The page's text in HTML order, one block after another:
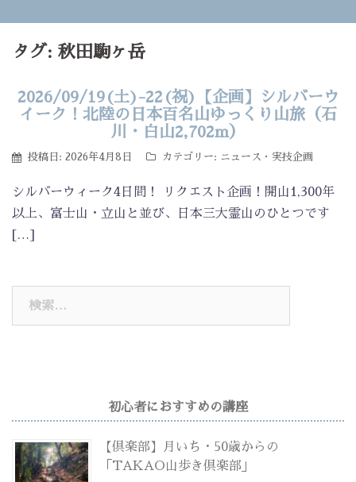
タグ: 秋田駒ヶ岳
2026/09/19(土)-22(祝)【企画】シルバーウ
イーク！北陸の日本百名山ゆっくり山旅（石
川・白山2,702m）
投稿日: 2026年4月8日 カテゴリー: ニュース ・ 実技企画
シルバーウィーク4日間！ リクエスト企画！開山1,300年
以上、富士山・立山と並び、日本三大霊山のひとつです
[…]
初心者におすすめの講座
【倶楽部】月いち・50歳からの
「TAKAO山歩き倶楽部」